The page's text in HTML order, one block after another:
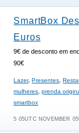
SmartBox
Euros
9€ de desconto em
90€
Lazer,Presentes ,
mulheres ,prenda
smartbox
5 05UTC NOVEMBER